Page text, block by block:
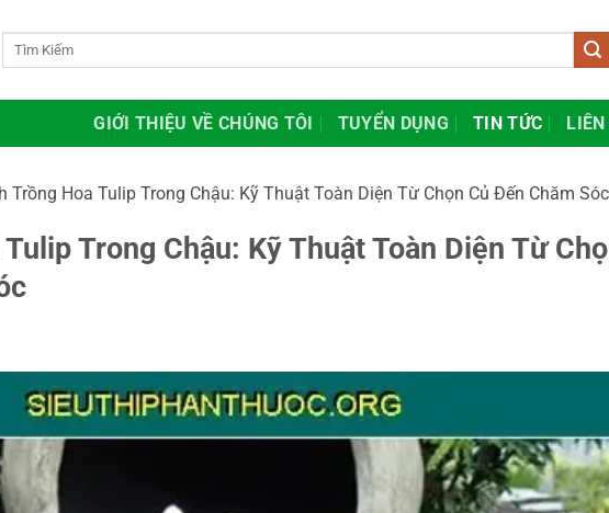
GIỚI THIỆU VỀ CHÚNG TÔI TUYỂN DỤNG TIN TỨC LIÊN
Trồng Hoa Tulip Trong Chậu: Kỹ Thuật Toàn Diện Từ Chọn Củ Đến Chăm Sóc
Trong Chậu: Kỹ Thuật Toàn Diện Từ